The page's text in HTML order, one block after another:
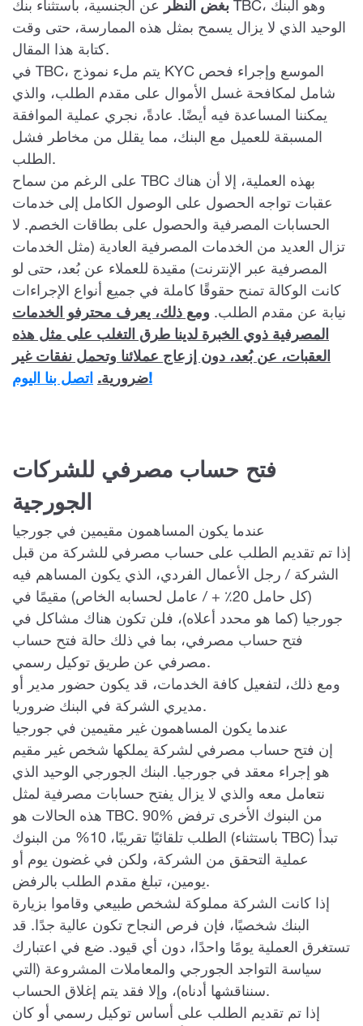
بغض النظر
عن الجنسية، باستثناء بنك TBC، وهو البنك
الوحيد الذي لا يزال يسمح بمثل هذه الممارسة، حتى وقت
كتابة هذا المقال.
في TBC، يتم ملء نموذج KYC الموسع وإجراء فحص
شامل لمكافحة غسل الأموال على مقدم الطلب، والذي
يمكننا المساعدة فيه أيضًا. عادةً، نجري عملية الموافقة
المسبقة للعميل مع البنك، مما يقلل من مخاطر فشل
الطلب.
على الرغم من سماح TBC بهذه العملية، إلا أن هناك
عقبات تواجه الحصول على الوصول الكامل إلى خدمات
الحسابات المصرفية والحصول على بطاقات الخصم. لا
تزال العديد من الخدمات المصرفية العادية (مثل الخدمات
المصرفية عبر الإنترنت) مقيدة للعملاء عن بُعد، حتى لو
كانت الوكالة تمنح حقوقًا كاملة في جميع أنواع الإجراءات
نيابة عن مقدم الطلب. ومع ذلك، يعرف محترفو الخدمات
المصرفية ذوي الخبرة لدينا طرق التغلب على مثل هذه
العقبات، عن بُعد، دون إزعاج عملائنا وتحمل نفقات غير
ضرورية.اتصل بنا اليوم!
فتح حساب مصرفي للشركات
الجورجية
عندما يكون المساهمون مقيمين في جورجيا
إذا تم تقديم الطلب على حساب مصرفي للشركة من قبل
الشركة / رجل الأعمال الفردي، الذي يكون المساهم فيه
(كل حامل 20٪ + / عامل لحسابه الخاص) مقيمًا في
جورجيا (كما هو محدد أعلاه)، فلن تكون هناك مشاكل في
فتح حساب مصرفي، بما في ذلك حالة فتح حساب
مصرفي عن طريق توكيل رسمي.
ومع ذلك، لتفعيل كافة الخدمات، قد يكون حضور مدير أو
مديري الشركة في البنك ضروريا.
عندما يكون المساهمون غير مقيمين في جورجيا
إن فتح حساب مصرفي لشركة يملكها شخص غير مقيم
هو إجراء معقد في جورجيا. البنك الجورجي الوحيد الذي
نتعامل معه والذي لا يزال يفتح حسابات مصرفية لمثل
هذه الحالات هو TBC. 90% من البنوك الأخرى ترفض
الطلب تلقائيًا تقريبًا، 10% من البنوك (باستثناء TBC) تبدأ
عملية التحقق من الشركة، ولكن في غضون يوم أو
يومين، تبلغ مقدم الطلب بالرفض.
إذا كانت الشركة مملوكة لشخص طبيعي وقاموا بزيارة
البنك شخصيًا، فإن فرص النجاح تكون عالية جدًا. قد
تستغرق العملية يومًا واحدًا، دون أي قيود. ضع في اعتبارك
سياسة التواجد الجورجي والمعاملات المشروعة (التي
سنناقشها أدناه)، وإلا فقد يتم إغلاق الحساب.
إذا تم تقديم الطلب على أساس توكيل رسمي أو كان